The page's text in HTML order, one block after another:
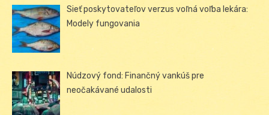
Sieť poskytovateľov verzus voľná voľba lekára:
Modely fungovania
Núdzový fond: Finančný vankúš pre
neočakávané udalosti